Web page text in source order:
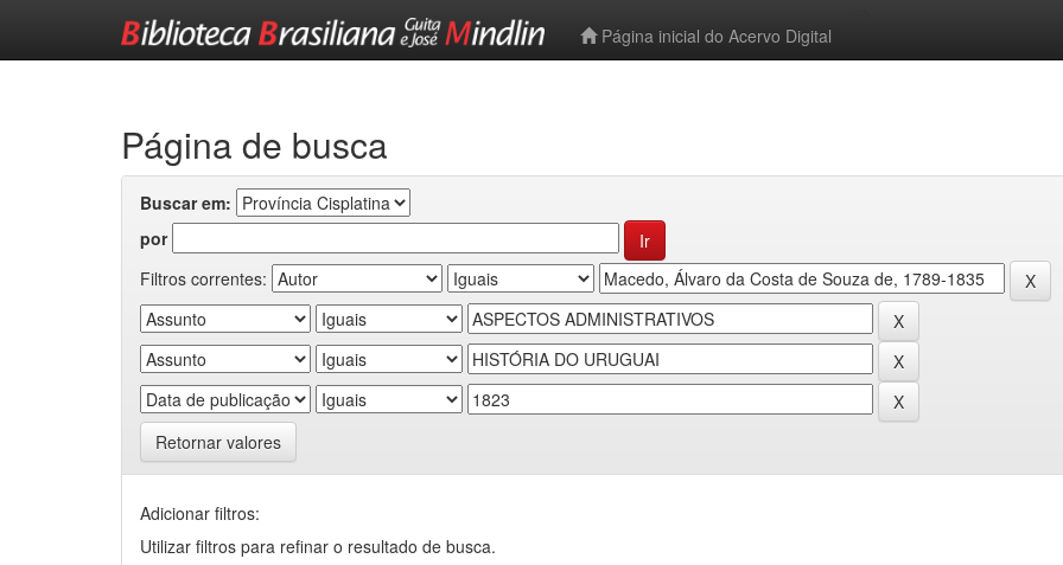
Página inicial do Acervo Digital
Página de busca
Buscar em:
por
Filtros correntes:
Retornar valores
Adicionar filtros:
Utilizar filtros para refinar o resultado de busca.